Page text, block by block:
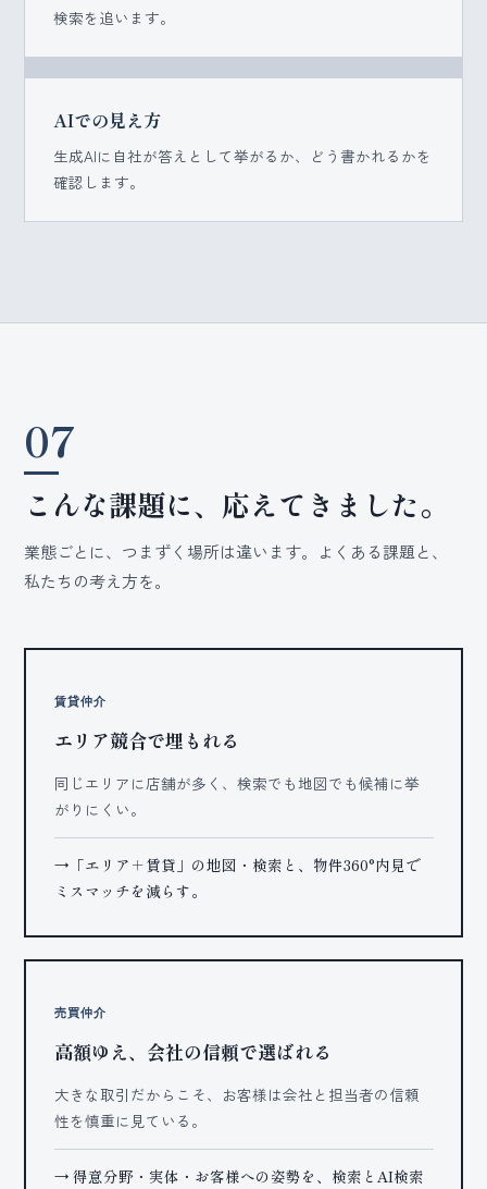
検索を追います。
AIでの見え方
生成AIに自社が答えとして挙がるか、どう書かれるかを
確認します。
07
こんな課題に、応えてきました。
業態ごとに、つまずく場所は違います。よくある課題と、
私たちの考え方を。
賃貸仲介
エリア競合で埋もれる
同じエリアに店舗が多く、検索でも地図でも候補に挙
がりにくい。
→「エリア＋賃貸」の地図・検索と、物件360°内見で
ミスマッチを減らす。
売買仲介
高額ゆえ、会社の信頼で選ばれる
大きな取引だからこそ、お客様は会社と担当者の信頼
性を慎重に見ている。
→ 得意分野・実体・お客様への姿勢を、検索とAI検索